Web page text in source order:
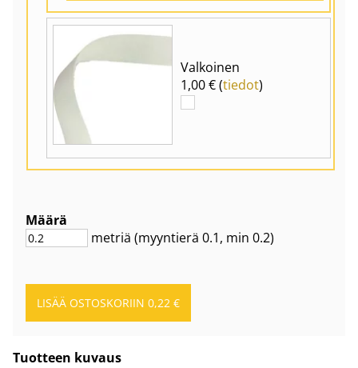
Valkoinen
1,00 € (tiedot)
Määrä
metriä (myyntierä 0.1, min 0.2)
Tuotteen kuvaus